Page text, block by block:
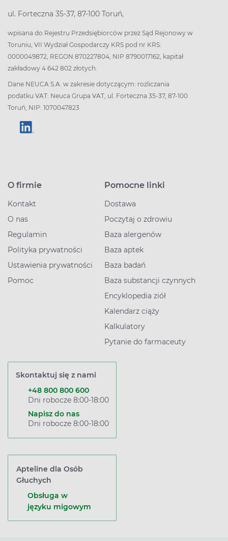
ul. Forteczna 35-37, 87-100 Toruń,
wpisana do Rejestru Przedsiębiorców przez Sąd Rejonowy w
Toruniu, VII Wydział Gospodarczy KRS pod nr KRS:
0000049872, REGON 870227804, NIP 8790017162, kapitał
zakładowy 4 642 802 złotych.
Dane NEUCA S.A. w zakresie dotyczącym: rozliczania
podatku VAT: Neuca Grupa VAT, ul. Forteczna 35-37, 87-100
Toruń, NIP: 1070047823
O firmie
Kontakt
O nas
Regulamin
Polityka prywatności
Ustawienia prywatności
Pomoc
Pomocne linki
Dostawa
Poczytaj o zdrowiu
Baza alergenów
Baza aptek
Baza badań
Baza substancji czynnych
Encyklopedia ziół
Kalendarz ciąży
Kalkulatory
Pytanie do farmaceuty
Skontaktuj się z nami
+48 800 800 600
Dni robocze 8:00-18:00
Napisz do nas
Dni robocze 8:00-18:00
Apteline dla Osób
Głuchych
Obsługa w
języku migowym